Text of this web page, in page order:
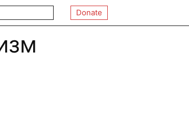
Donate